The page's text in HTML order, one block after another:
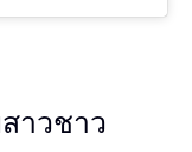
าวชาว